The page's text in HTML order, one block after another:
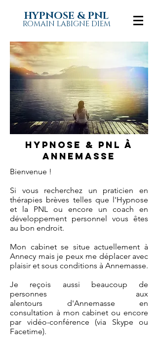
HYPNOSE & PNL
ROMAIN LABIGNE DIEM
Hypnose & pnl à
Annemasse
Bienvenue !
Si vous recherchez un praticien en
thérapies brèves telles que l'Hypnose
et la PNL ou encore un coach en
développement personnel vous êtes
au bon endroit.
Mon cabinet se situe actuellement à
Annecy mais je peux me déplacer avec
plaisir et sous conditions à Annemasse.
Je reçois aussi beaucoup de
personnes aux
alentours d'Annemasse en
consultation à mon cabinet ou encore
par vidéo-conférence (via Skype ou
Facetime).